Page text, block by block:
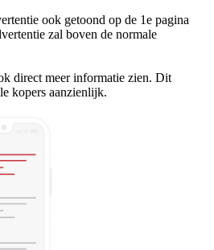
ook getoond op de 1e pagina
zal boven de normale
direct meer informatie zien. Dit
kopers aanzienlijk.